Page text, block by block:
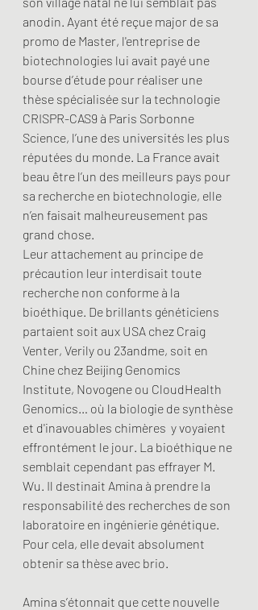
anodin. Ayant été reçue major de sa
promo de Master, l'entreprise de
biotechnologies lui avait payé une
bourse d’étude pour réaliser une
thèse spécialisée sur la technologie
CRISPR-CAS9 à Paris Sorbonne
Science, l’une des universités les plus
réputées du monde. La France avait
beau être l’un des meilleurs pays pour
sa recherche en biotechnologie, elle
n’en faisait malheureusement pas
grand chose.
Leur attachement au principe de
précaution leur interdisait toute
recherche non conforme à la
bioéthique. De brillants généticiens
partaient soit aux USA chez Craig
Venter, Verily ou 23andme, soit en
Chine chez Beijing Genomics
Institute, Novogene ou CloudHealth
Genomics… où la biologie de synthèse
et d'inavouables chimères  y voyaient
effrontément le jour. La bioéthique ne
semblait cependant pas effrayer M.
Wu. Il destinait Amina à prendre la
responsabilité des recherches de son
laboratoire en ingénierie génétique.
Pour cela, elle devait absolument
obtenir sa thèse avec brio.
Amina s’étonnait que cette nouvelle